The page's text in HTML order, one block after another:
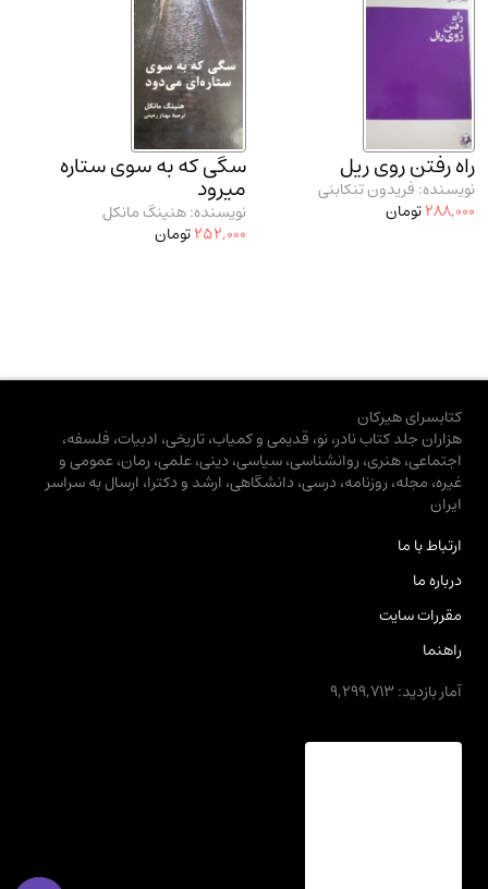
راه رفتن روی ریل
نویسنده: فریدون تنکابنی
288,000تومان
سگی که به سوی ستاره
میرود
نویسنده: هنینگ مانکل
252,000تومان
کتابسرای هیرکان
هزاران جلد کتاب نادر، نو، قدیمی و کمیاب، تاریخی، ادبیات، فلسفه،
اجتماعی، هنری، روانشناسی، سیاسی، دینی، علمی، رمان، عمومی و
غیره، مجله، روزنامه، درسی، دانشگاهی، ارشد و دکترا، ارسال به سراسر
ایران
ارتباط با ما
درباره ما
مقررات سایت
راهنما
آمار بازدید: 9,299,713